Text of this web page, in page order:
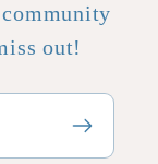
out!